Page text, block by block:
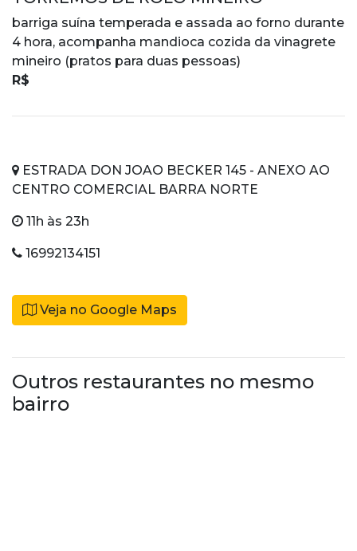
barriga suína temperada e assada ao forno durante
4 hora, acompanha mandioca cozida da vinagrete
mineiro (pratos para duas pessoas)
R$
ESTRADA DON JOAO BECKER 145 - ANEXO AO
CENTRO COMERCIAL BARRA NORTE
11h às 23h
16992134151
Veja no Google Maps
Outros restaurantes no mesmo
bairro